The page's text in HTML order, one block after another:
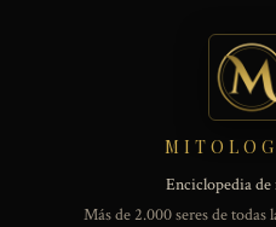
Enciclopedia
Más de 2.000 seres de todas